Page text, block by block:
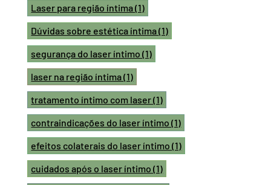
Laser para região íntima(1)
Dúvidas sobre estética íntima(1)
segurança do laser íntimo(1)
laser na região íntima(1)
tratamento íntimo com laser(1)
contraindicações do laser íntimo(1)
efeitos colaterais do laser íntimo(1)
cuidados após o laser íntimo(1)